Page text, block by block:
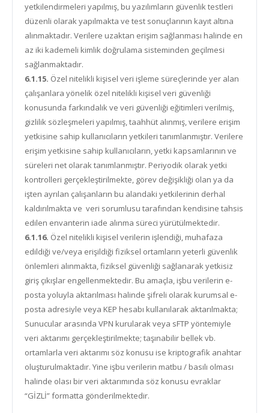
yetkilendirmeleri yapılmış, bu yazılımların güvenlik testleri
düzenli olarak yapılmakta ve test sonuçlarının kayıt altına
alınmaktadır. Verilere uzaktan erişim sağlanması halinde en
az iki kademeli kimlik doğrulama sisteminden geçilmesi
sağlanmaktadır.
6.1.15. Özel nitelikli kişisel veri işleme süreçlerinde yer alan
çalışanlara yönelik özel nitelikli kişisel veri güvenliği
konusunda farkındalık ve veri güvenliği eğitimleri verilmiş,
gizlilik sözleşmeleri yapılmış, taahhüt alınmış, verilere erişim
yetkisine sahip kullanıcıların yetkileri tanımlanmıştır. Verilere
erişim yetkisine sahip kullanıcıların, yetki kapsamlarının ve
süreleri net olarak tanımlanmıştır. Periyodik olarak yetki
kontrolleri gerçekleştirilmekte, görev değişikliği olan ya da
işten ayrılan çalışanların bu alandaki yetkilerinin derhal
kaldırılmakta ve veri sorumlusu tarafından kendisine tahsis
edilen envanterin iade alınma süreci yürütülmektedir.
6.1.16. Özel nitelikli kişisel verilerin işlendiği, muhafaza
edildiği ve/veya erişildiği fiziksel ortamların yeterli güvenlik
önlemleri alınmakta, fiziksel güvenliği sağlanarak yetkisiz
giriş çıkışlar engellenmektedir. Bu amaçla, işbu verilerin e-
posta yoluyla aktarılması halinde şifreli olarak kurumsal e-
posta adresiyle veya KEP hesabı kullanılarak aktarılmakta;
Sunucular arasında VPN kurularak veya sFTP yöntemiyle
veri aktarımı gerçekleştirilmekte; taşınabilir bellek vb.
ortamlarla veri aktarımı söz konusu ise kriptografik anahtar
oluşturulmaktadır. Yine işbu verilerin matbu / basılı olması
halinde olası bir veri aktarımında söz konusu evraklar
“GİZLİ” formatta gönderilmektedir.